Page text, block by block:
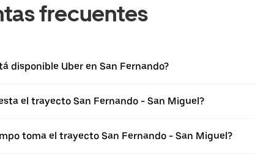
frecuentes
disponible Uber en San Fernando?
el trayecto San Fernando - San Miguel?
toma el trayecto San Fernando - San Miguel?